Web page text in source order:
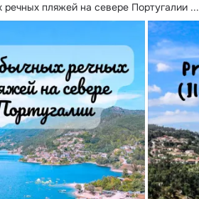
речных пляжей на севере Португалии ...